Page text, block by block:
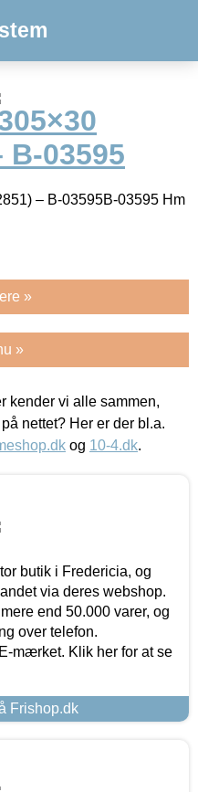
B-03595
– B-03595B-03595 Hm
»
»
kender vi alle sammen,
nettet? Her er der bl.a.
og 10-4.dk.
butik i Fredericia, og
via deres webshop.
end 50.000 varer, og
over telefon.
mærket. Klik her for at se
Frishop.dk